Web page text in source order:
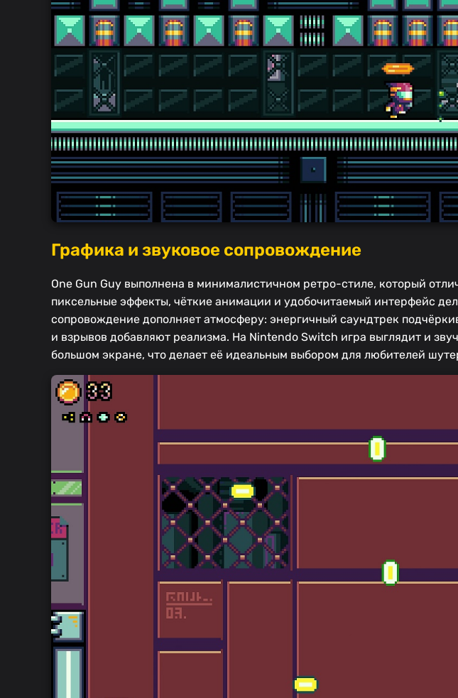
Графика и звуковое сопровождение
One Gun Guy выполнена в минималистичном ретро-стиле, который
пиксельные эффекты, чёткие анимации и удобочитаемый интерфейс
сопровождение дополняет атмосферу: энергичный саундтрек
и взрывов добавляют реализма. На Nintendo Switch игра выглядит и
большом экране, что делает её идеальным выбором для любителей